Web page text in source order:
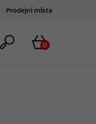
Prodejní místa
Hledat
0